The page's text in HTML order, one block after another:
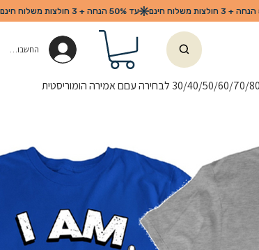
החשבון שלי